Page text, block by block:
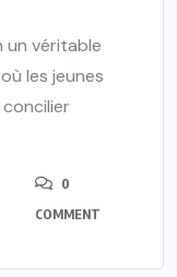
un véritable
les jeunes
0
COMMENT